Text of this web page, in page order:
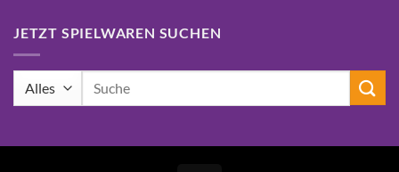
JETZT SPIELWAREN SUCHEN